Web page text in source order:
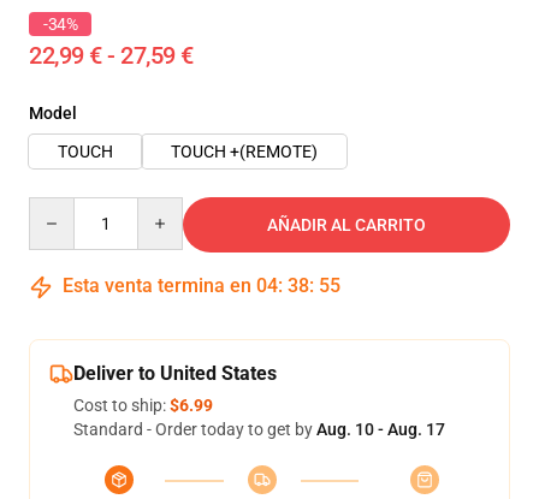
-34%
22,99 € - 27,59 €
Model
TOUCH
TOUCH +(REMOTE)
AÑADIR AL CARRITO
Esta venta termina en 04: 38: 54
Deliver to United States
Cost to ship:$6.99
Standard - Order today to get byAug. 10 - Aug. 17